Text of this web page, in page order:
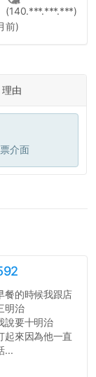
(140.***.***.***)
前)
理由
介面
餐的時候我跟店
明治
說要十明治
起來因為他一直
...